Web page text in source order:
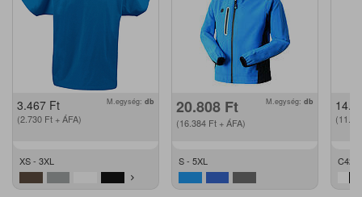
3.467 Ft
(2.730 Ft + ÁFA)
M.egység: db
XS - 3XL
20.808 Ft
(16.384 Ft + ÁFA)
M.egység: db
S - 5XL C42 -